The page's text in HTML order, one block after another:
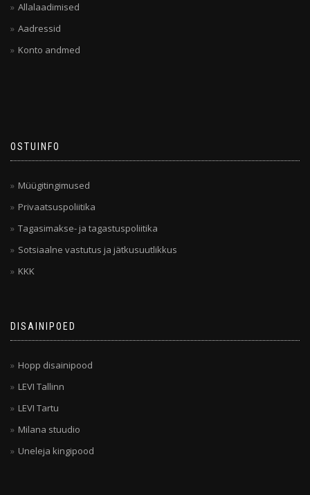
Allalaadimised
Aadressid
Konto andmed
OSTUINFO
Müügitingimused
Privaatsuspoliitika
Tagasimakse- ja tagastuspoliitika
Sotsiaalne vastutus ja jätkusuutlikkus
KKK
DISAINIPOED
Hopp disainipood
LEVI Tallinn
LEVI Tartu
Milana stuudio
Uneleja kingipood